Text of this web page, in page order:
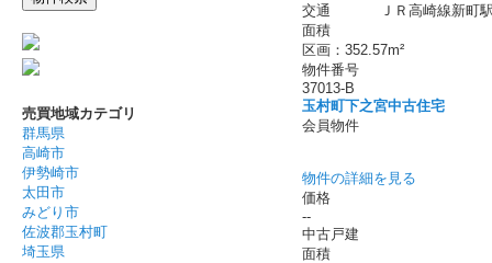
交通
ＪＲ高崎線新町
面積
区画：352.57m²
物件番号
37013-B
玉村町下之宮中古住宅
会員物件
物件の詳細を見る
価格
--
中古戸建
面積
売買地域カテゴリ
群馬県
高崎市
伊勢崎市
太田市
みどり市
佐波郡玉村町
埼玉県